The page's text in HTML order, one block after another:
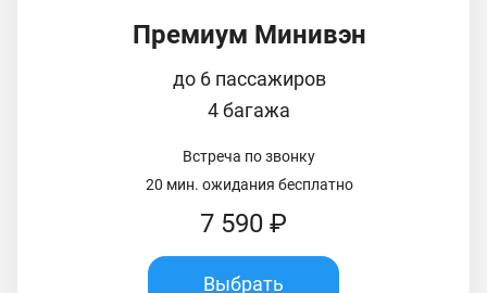
Премиум Минивэн
до 6 пассажиров
4 багажа
Встреча по звонку
20 мин. ожидания бесплатно
7 590 ₽
Выбрать